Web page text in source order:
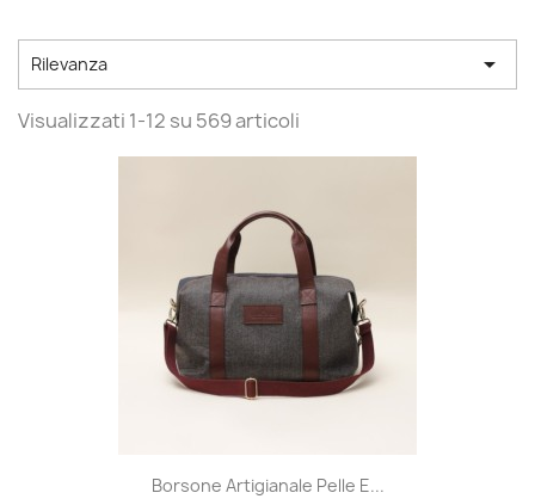
Rilevanza 
Visualizzati 1-12 su 569 articoli
Borsone Artigianale Pelle E...